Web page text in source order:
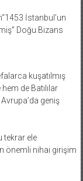
İstanbul’un
Doğu Bizans
kuşatılmış
de Batılılar
geniş
tekrar ele
önemli nihai girişim